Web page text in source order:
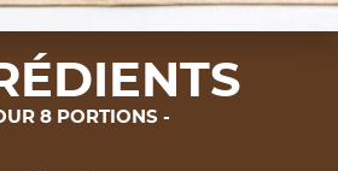
8 PORTIONS